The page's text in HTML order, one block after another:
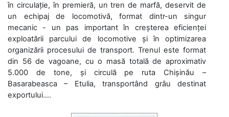
în circulație, în premieră, un tren de marfă, deservit de
un echipaj de locomotivă, format dintr-un singur
mecanic - un pas important în creșterea eficienței
exploatării parcului de locomotive și în optimizarea
organizării procesului de transport. Trenul este format
din 56 de vagoane, cu o masă totală de aproximativ
5.000 de tone, și circulă pe ruta Chișinău –
Basarabeasca – Etulia, transportând grâu destinat
exportului....